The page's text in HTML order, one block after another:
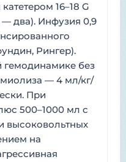
16–18 G
два). Инфузия 0,9
Рингер).
гемодинамике без
— 4 мл/кг/
При
500–1000 мл с
высоковольтных
на